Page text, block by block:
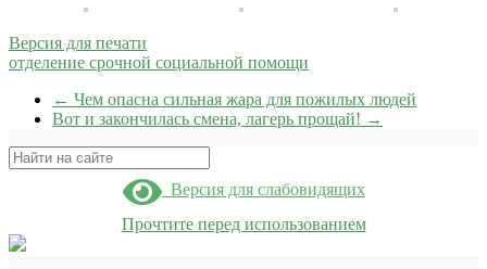
Версия для печати
отделение срочной социальной помощи
← Чем опасна сильная жара для пожилых людей
Вот и закончилась смена, лагерь прощай! →
Поиск
Версия для слабовидящих
Прочтите перед использованием